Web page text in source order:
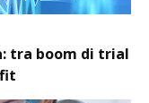
tra boom di trial